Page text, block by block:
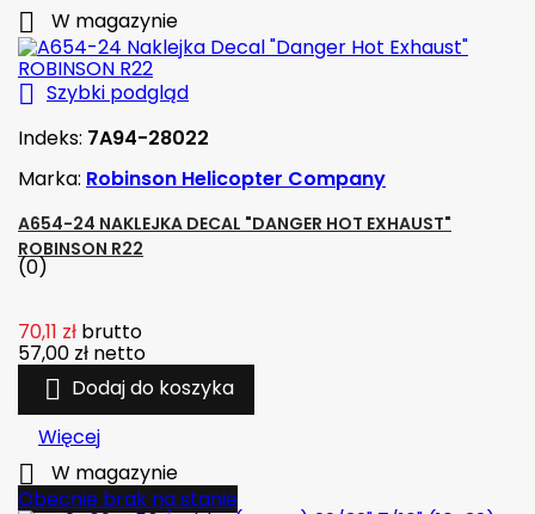
 W magazynie
 Szybki podgląd
Indeks: 7A94-28022
Marka: Robinson Helicopter Company
A654-24 NAKLEJKA DECAL "DANGER HOT EXHAUST"
ROBINSON R22
(0)
70,11 zł brutto
57,00 zł netto
 Dodaj do koszyka
Więcej

W magazynie
Obecnie brak na stanie